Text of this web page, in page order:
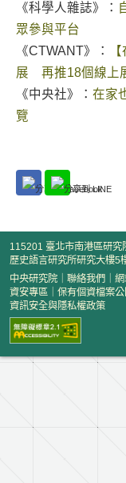
《科學人雜誌》：
眾參與平台
《CTWANT》：
展 再推18個線上
《中央社》： 在家
覽
115201 臺北市南港區研究
歷史語言研究所研究大樓5
中央研究院
聯絡我們
資安專區
保有個資檔案
資訊安全與隱私權政策